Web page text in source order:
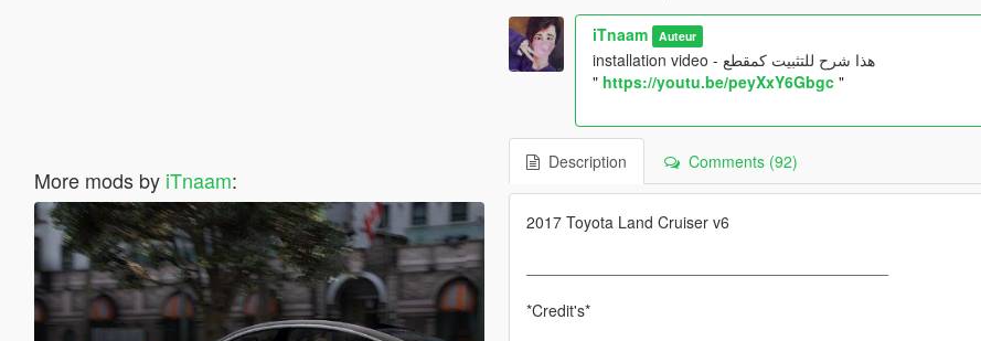
More mods by iTnaam:
iTnaam Auteur
installation video - هذا شرح للتثبيت كمقطع
" https://youtu.be/peyXxY6Gbgc"
Description Comments (92)
2017 Toyota Land Cruiser v6
*Credit's*